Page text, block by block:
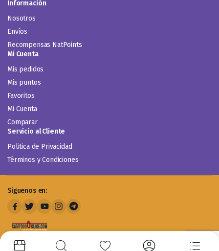
Información
Nosotros
Envíos
Recompensas NatPoints
Mi Cuenta
Mis pedidos
Mis puntos
Favoritos
Mi Cuenta
Comparar
Servicio al Cliente
Politica de Privacidad
Términos y Condiciones
Siguenos en: